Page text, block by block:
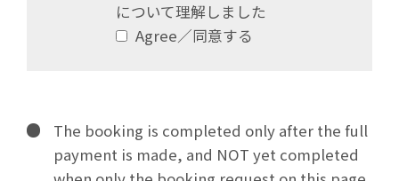
について理解しました
Agree／同意する
The booking is completed only after the full
payment is made, and NOT yet completed